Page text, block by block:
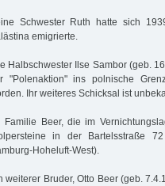
Schwester Ruth hatte sich
emigrierte.
Halbschwester Ilse Sambor (geb.
"Polenaktion" ins polnische
Ihr weiteres Schicksal ist
Familie Beer, die im
in der Bartelsstraße
Hoheluft-West).
weiterer Bruder, Otto Beer (geb.